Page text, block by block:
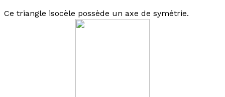
Ce triangle isocèle possède un axe de symétrie.